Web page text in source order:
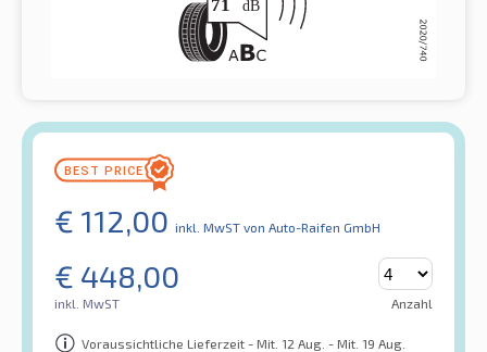
€ 112,00 inkl. MwST von Auto-Raifen GmbH
€ 448,00
inkl. MwST Anzahl
Voraussichtliche Lieferzeit - Mit. 12 Aug. - Mit. 19 Aug.